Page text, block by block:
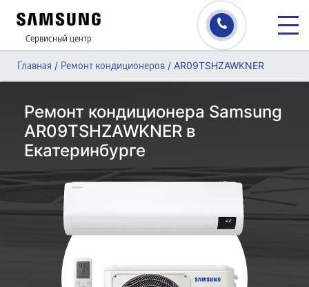
Сервисный центр
Главная / Ремонт кондиционеров / AR09TSHZAWKNER
Ремонт кондиционера Samsung
AR09TSHZAWKNER в
Екатеринбурге